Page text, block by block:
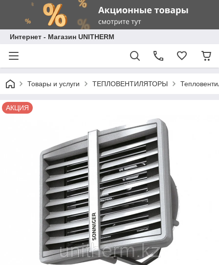
Интернет - Магазин UNITHERM
Товары и услуги ТЕПЛОВЕНТИЛЯТОРЫ
АКЦИЯ